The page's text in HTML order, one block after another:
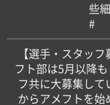
些
#
【選手・スタッ
フト部は5月以降
フ共に大募集して
からアメフトを始